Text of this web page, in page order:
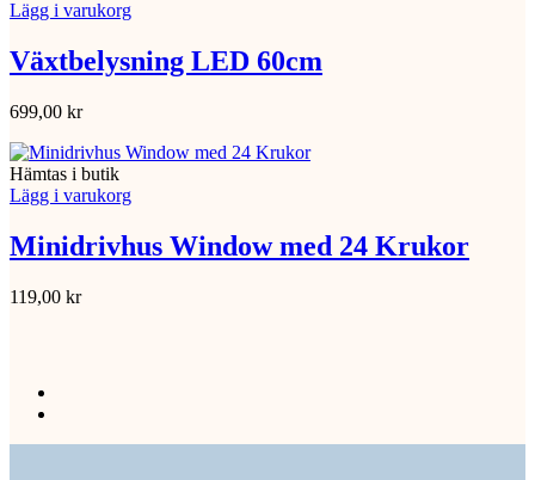
Lägg i varukorg
Växtbelysning LED 60cm
699,00 kr
Hämtas i butik
Lägg i varukorg
Minidrivhus Window med 24 Krukor
119,00 kr